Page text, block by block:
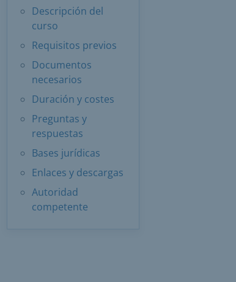
Descripción del
curso
Requisitos previos
Documentos
necesarios
Duración y costes
Preguntas y
respuestas
Bases jurídicas
Enlaces y descargas
Autoridad
competente